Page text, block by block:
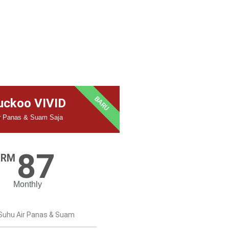
VIVID
Panas & Suam Saja
RM 87
Monthly
Air Panas & Suam
BARU